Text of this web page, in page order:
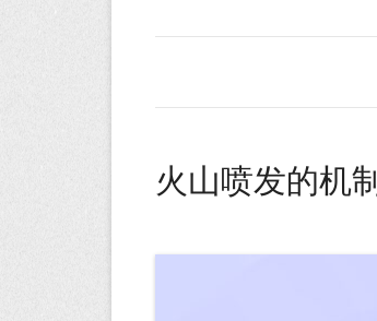
火山喷发的机制